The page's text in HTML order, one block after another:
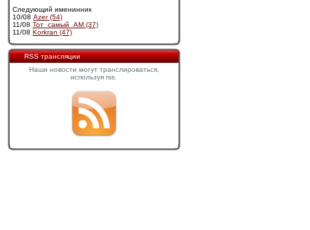
Следующий именинник
10/08 Azer (54)
11/08 Тот_самый_АМ (37)
11/08 Korkran (47)
RSS трансляции
Наши новости могут транслироваться,
используя rss.